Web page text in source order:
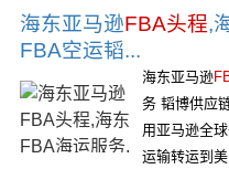
海东亚马逊FBA头程,
FBA空运韬...
海东亚马逊
务 韬博供应
用亚马逊全
运输转运到